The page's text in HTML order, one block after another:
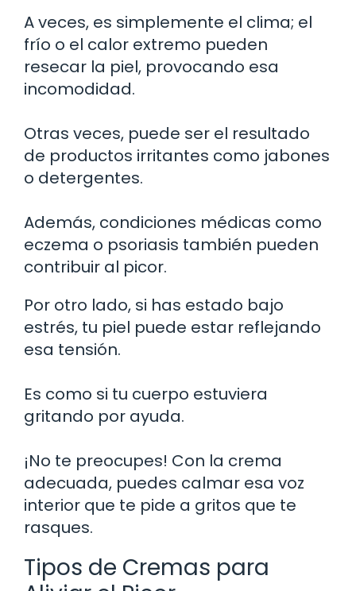
A veces, es simplemente el clima; el
frío o el calor extremo pueden
resecar la piel, provocando esa
incomodidad.
Otras veces, puede ser el resultado
de productos irritantes como jabones
o detergentes.
Además, condiciones médicas como
eczema o psoriasis también pueden
contribuir al picor.
Por otro lado, si has estado bajo
estrés, tu piel puede estar reflejando
esa tensión.
Es como si tu cuerpo estuviera
gritando por ayuda.
¡No te preocupes! Con la crema
adecuada, puedes calmar esa voz
interior que te pide a gritos que te
rasques.
Tipos de Cremas para